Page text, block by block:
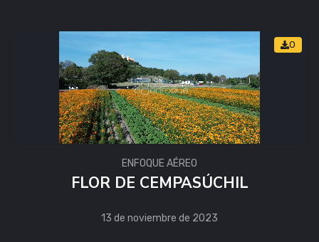
0
ENFOQUE AÉREO
FLOR DE CEMPASÚCHIL
13 de noviembre de 2023